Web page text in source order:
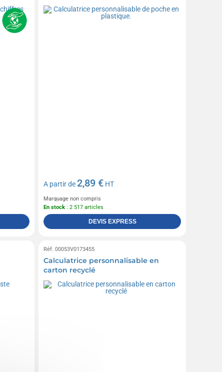
A partir de2,89 € HT
Marquage non compris
En stock : 2 517 articles
DEVIS EXPRESS
Réf. 00053V0173455
Calculatrice personnalisable en
carton recyclé